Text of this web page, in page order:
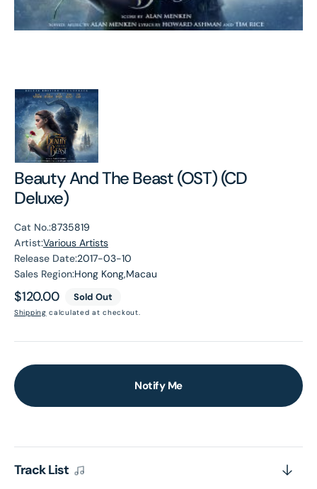
Beauty And The Beast (OST) (CD
Deluxe)
Cat No.:8735819
Artist:Various Artists
Release Date:2017-03-10
Sales Region:Hong Kong,Macau
Regular
price
$120.00 Sold Out
Shipping calculated at checkout.
Notify Me
Track List